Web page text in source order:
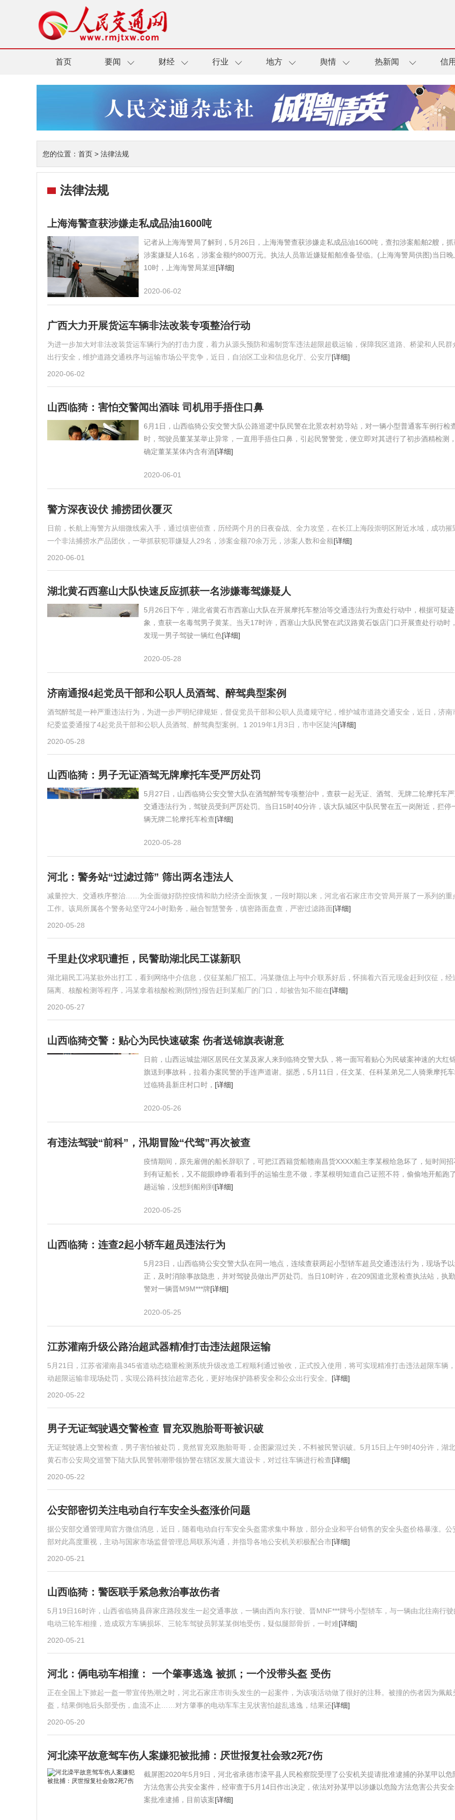
首页 要闻 财经 行业 地方 舆情 热新闻 信
您的位置： 首页 > 法律法规
法律法规
上海海警查获涉嫌走私成品油1600吨
记者从上海海警局了解到，5月26日，上海海警查获涉嫌走私成品油1600吨，查扣涉案船舶2艘，抓
涉案嫌疑人16名，涉案金额约800万元。执法人员靠近嫌疑船舶准备登临。(上海海警局供图)当日晚
10时，上海海警局某巡[详细]
2020-06-02
广西大力开展货运车辆非法改装专项整治行动
为进一步加大对非法改装货运车辆行为的打击力度，着力从源头预防和遏制货车违法超限超载运输，保障我区道路、桥梁和人民群
出行安全，维护道路交通秩序与运输市场公平竞争，近日，自治区工业和信息化厅、公安厅[详细]
2020-06-02
山西临猗：害怕交警闻出酒味 司机用手捂住口鼻
6月1日，山西临猗公安交警大队公路巡逻中队民警在北景农村劝导站，对一辆小型普通客车例行检
时，驾驶员董某某举止异常，一直用手捂住口鼻，引起民警警觉，便立即对其进行了初步酒精检测，
确定董某某体内含有酒[详细]
2020-06-01
警方深夜设伏 捕捞团伙覆灭
日前，长航上海警方从细微线索入手，通过缜密侦查，历经两个月的日夜奋战、全力攻坚，在长江上海段崇明区附近水域，成功摧
一个非法捕捞水产品团伙，一举抓获犯罪嫌疑人29名，涉案金额70余万元，涉案人数和金额[详细]
2020-06-01
湖北黄石西塞山大队快速反应抓获一名涉嫌毒驾嫌疑人
5月26日下午，湖北省黄石市西塞山大队在开展摩托车整治等交通违法行为查处行动中，根据可疑迹
象，查获一名毒驾男子黄某。当天17时许，西塞山大队民警在武汉路黄石饭店门口开展查处行动时，
发现一男子驾驶一辆红色[详细]
2020-05-28
济南通报4起党员干部和公职人员酒驾、醉驾典型案例
酒驾醉驾是一种严重违法行为，为进一步严明纪律规矩，督促党员干部和公职人员遵规守纪，维护城市道路交通安全，近日，济南
纪委监委通报了4起党员干部和公职人员酒驾、醉驾典型案例。1 2019年1月3日，市中区陡沟[详细]
2020-05-28
山西临猗：男子无证酒驾无牌摩托车受严厉处罚
5月27日，山西临猗公安交警大队在酒驾醉驾专项整治中，查获一起无证、酒驾、无牌二轮摩托车
交通违法行为，驾驶员受到严厉处罚。当日15时40分许，该大队城区中队民警在五一岗附近，拦停
辆无牌二轮摩托车检查[详细]
2020-05-28
河北：警务站“过滤过筛” 筛出两名违法人
减量控大、交通秩序整治……为全面做好防控疫情和助力经济全面恢复，一段时期以来，河北省石家庄市交管局开展了一系列的重
工作。该局所属各个警务站坚守24小时勤务，融合智慧警务，缜密路面盘查，严密过滤路面[详细]
2020-05-28
千里赴仪求职遭拒，民警助湖北民工谋新职
湖北籍民工冯某欲外出打工，看到网络中介信息，仪征某船厂招工。冯某微信上与中介联系好后，怀揣着六百元现金赶到仪征，经
隔离、核酸检测等程序，冯某拿着核酸检测(阴性)报告赶到某船厂的门口，却被告知不能在[详细]
2020-05-27
山西临猗交警：贴心为民快速破案 伤者送锦旗表谢意
日前，山西运城盐湖区居民任文某及家人来到临猗交警大队，将一面写着贴心为民破案神速的大红
旗送到事故科，拉着办案民警的手连声道谢。据悉，5月11日，任文某、任科某弟兄二人骑乘摩托
过临猗县新庄村口时， [详细]
2020-05-26
有违法驾驶“前科”，汛期冒险“代驾”再次被查
疫情期间，原先雇佣的船长辞职了，可把江西籍货船赣南昌货XXXX船主李某根给急坏了，短时间招
到有证船长，又不能眼睁睁看着到手的运输生意不做，李某根明知道自己证照不符，偷偷地开船跑了
趟运输，没想到船刚到 [详细]
2020-05-25
山西临猗：连查2起小轿车超员违法行为
5月23日，山西临猗公安交警大队在同一地点，连续查获两起小型轿车超员交通违法行为，现场予以
正，及时消除事故隐患，并对驾驶员做出严厉处罚。当日10时许，在209国道北景检查执法站，执
警对一辆晋M9M***牌[详细]
2020-05-25
江苏灌南升级公路治超武器精准打击违法超限运输
5月21日，江苏省灌南县345省道动态稳重检测系统升级改造工程顺利通过验收，正式投入使用，将可实现精准打击违法超限车辆
动超限运输非现场处罚，实现公路科技治超常态化，更好地保护路桥安全和公众出行安全。 [详细]
2020-05-22
男子无证驾驶遇交警检查 冒充双胞胎哥哥被识破
无证驾驶遇上交警检查，男子害怕被处罚，竟然冒充双胞胎哥哥，企图蒙混过关，不料被民警识破。5月15日上午9时40分许，湖
黄石市公安局交巡警下陆大队民警韩潮带领协警在辖区发展大道设卡，对过往车辆进行检查[详细]
2020-05-22
公安部密切关注电动自行车安全头盔涨价问题
据公安部交通管理局官方微信消息，近日，随着电动自行车安全头盔需求集中释放，部分企业和平台销售的安全头盔价格暴涨。公
部对此高度重视，主动与国家市场监督管理总局联系沟通，并指导各地公安机关积极配合市[详细]
2020-05-21
山西临猗：警医联手紧急救治事故伤者
5月19日16时许，山西省临猗县薛家庄路段发生一起交通事故，一辆由西向东行驶、晋MNF***牌号小型轿车，与一辆由北往南行驶
电动三轮车相撞，造成双方车辆损坏、三轮车驾驶员郭某某倒地受伤，疑似腿部骨折，一时难[详细]
2020-05-21
河北：俩电动车相撞： 一个肇事逃逸 被抓；一个没带头盔 受伤
正在全国上下掀起一盔一带宣传热潮之时，河北石家庄市街头发生的一起案件，为该项活动做了很好的注释。被撞的伤者因为佩戴
盔，结果倒地后头部受伤，血流不止……对方肇事的电动车车主见状害怕趁乱逃逸，结果还[详细]
2020-05-20
河北滦平故意驾车伤人案嫌犯被批捕：厌世报复社会致2死7伤
截屏图2020年5月9日，河北省承德市滦平县人民检察院受理了公安机关提请批准逮捕的孙某甲以危
方法危害公共安全案件，经审查于5月14日作出决定，依法对孙某甲以涉嫌以危险方法危害公共安
案批准逮捕，目前该案[详细]